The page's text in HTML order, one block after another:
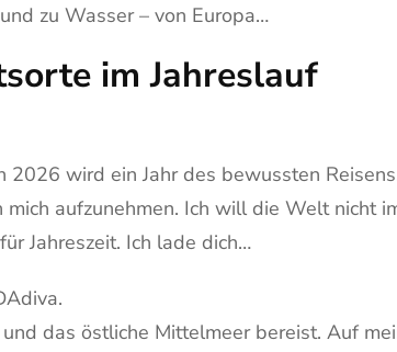
zu Wasser – von Europa…
im Jahreslauf
wird ein Jahr des bewussten
aufzunehmen. Ich will die Welt nicht
Jahreszeit. Ich lade dich…
das östliche Mittelmeer bereist. Auf